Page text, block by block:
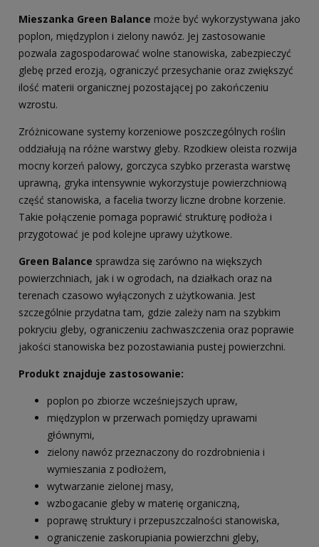
Mieszanka Green Balance może być wykorzystywana jako
poplon, międzyplon i zielony nawóz. Jej zastosowanie
pozwala zagospodarować wolne stanowiska, zabezpieczyć
glebę przed erozją, ograniczyć przesychanie oraz zwiększyć
ilość materii organicznej pozostającej po zakończeniu
wzrostu.
Zróżnicowane systemy korzeniowe poszczególnych roślin
oddziałują na różne warstwy gleby. Rzodkiew oleista rozwija
mocny korzeń palowy, gorczyca szybko przerasta warstwę
uprawną, gryka intensywnie wykorzystuje powierzchniową
część stanowiska, a facelia tworzy liczne drobne korzenie.
Takie połączenie pomaga poprawić strukturę podłoża i
przygotować je pod kolejne uprawy użytkowe.
Green Balance sprawdza się zarówno na większych
powierzchniach, jak i w ogrodach, na działkach oraz na
terenach czasowo wyłączonych z użytkowania. Jest
szczególnie przydatna tam, gdzie zależy nam na szybkim
pokryciu gleby, ograniczeniu zachwaszczenia oraz poprawie
jakości stanowiska bez pozostawiania pustej powierzchni.
Produkt znajduje zastosowanie:
poplon po zbiorze wcześniejszych upraw,
międzyplon w przerwach pomiędzy uprawami
głównymi,
zielony nawóz przeznaczony do rozdrobnienia i
wymieszania z podłożem,
wytwarzanie zielonej masy,
wzbogacanie gleby w materię organiczną,
poprawę struktury i przepuszczalności stanowiska,
ograniczenie zaskorupiania powierzchni gleby,